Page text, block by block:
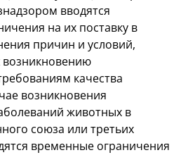
вводятся
на их поставку в
причин и условий,
качества
возникновения
животных в
союза или третьих
временные ограничения